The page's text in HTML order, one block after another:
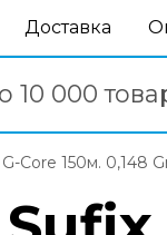
Доставка
G-Core 150м. 0,148